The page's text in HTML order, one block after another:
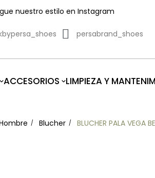
nuestro estilo en Instagram
persabrand_shoes
ACCESORIOS LIMPIEZA Y
Blucher BLUCHER PALA VEGA